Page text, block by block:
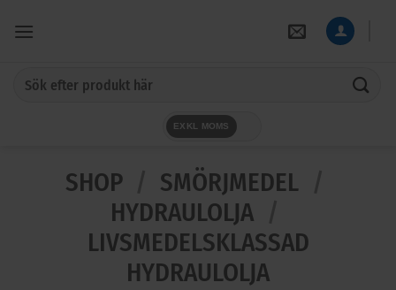
EXKL MOMS
SHOP SMÖRJMEDEL
HYDRAULOLJA
LIVSMEDELSKLASSAD
HYDRAULOLJA